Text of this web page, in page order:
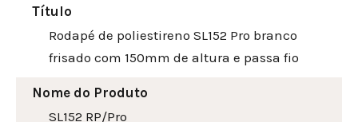
Título
Rodapé de poliestireno SL152 Pro branco
frisado com 150mm de altura e passa fio
Nome do Produto
SL152 RP/Pro